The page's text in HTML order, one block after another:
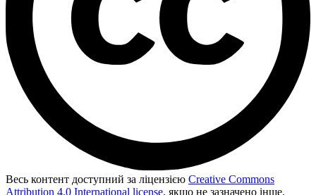
Весь контент доступний за ліцензією Creative Commons
Attribution 4.0 International license, якщо не зазначено інше.